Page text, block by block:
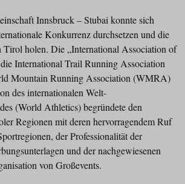
Innsbruck – Stubai konnte sich
Konkurrenz durchsetzen und die
holen. Die „International Association of
International Trail Running Association
Mountain Running Association (WMRA)
des internationalen Welt-
(World Athletics) begründete den
Regionen mit deren hervorragendem Ruf
der Professionalität der
und der nachgewiesenen
von Großevents.